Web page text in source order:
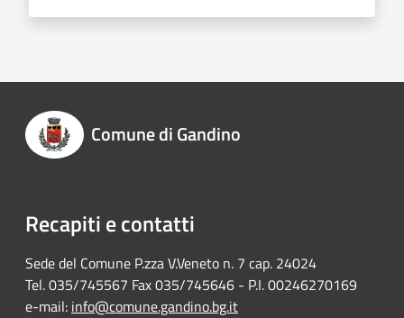
Comune di Gandino
Recapiti e contatti
Sede del Comune P.zza V.Veneto n. 7 cap. 24024
Tel. 035/745567 Fax 035/745646 - P.I. 00246270169
e-mail: info@comune.gandino.bg.it